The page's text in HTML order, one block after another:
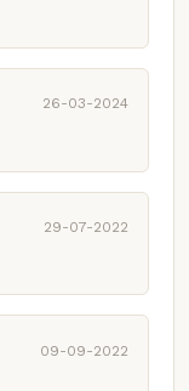
26-03-2024
29-07-2022
09-09-2022